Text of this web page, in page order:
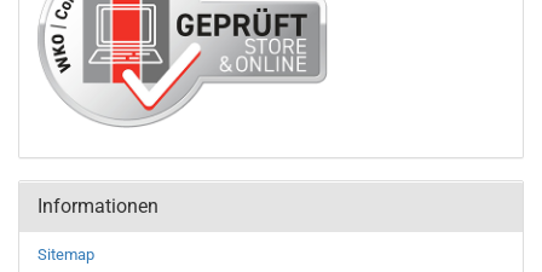
Informationen
Sitemap